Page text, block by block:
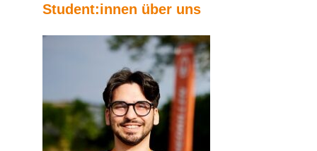
Student:innen über uns